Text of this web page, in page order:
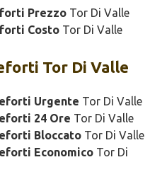
Prezzo Tor Di Valle
Costo Tor Di Valle
Tor Di Valle
Urgente Tor Di Valle
24 Ore Tor Di Valle
Bloccato Tor Di Valle
Economico Tor Di